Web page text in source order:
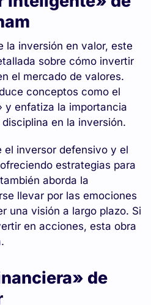
la inversión en valor, este
sobre cómo invertir
el mercado de valores.
conceptos como el
y enfatiza la importancia
en la inversión.
el inversor defensivo y el
estrategias para
aborda la
llevar por las emociones
una visión a largo plazo. Si
en acciones, esta obra
de